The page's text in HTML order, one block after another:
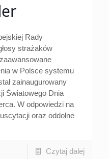
Rady
strażaków
w Polsce systemu
zainaugurowany
Światowego Dnia
W odpowiedzi na
oraz oddolne
Czytaj dalej